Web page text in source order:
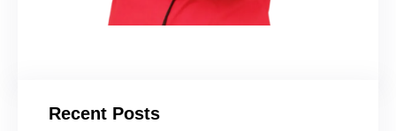
Recent Posts